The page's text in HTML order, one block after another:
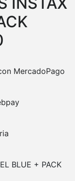
MercadoPago